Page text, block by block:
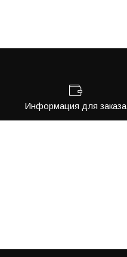
Информация для заказа